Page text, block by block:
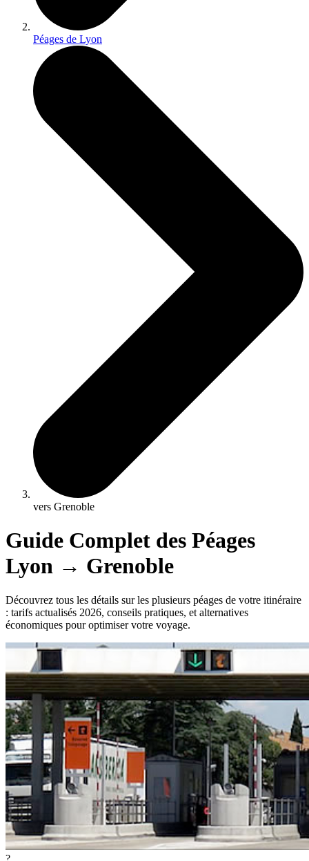
Péages de Lyon
vers Grenoble
Guide Complet des Péages
Lyon → Grenoble
Découvrez tous les détails sur les plusieurs péages de votre itinéraire
: tarifs actualisés 2026, conseils pratiques, et alternatives
économiques pour optimiser votre voyage.
?